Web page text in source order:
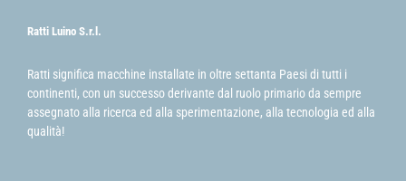
Ratti Luino S.r.l.
Ratti significa macchine installate in oltre settanta Paesi di tutti i
continenti, con un successo derivante dal ruolo primario da sempre
assegnato alla ricerca ed alla sperimentazione, alla tecnologia ed alla
qualità!